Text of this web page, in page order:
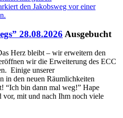
28.08.2026 Ausgebucht
Herz bleibt – wir erweitern den
wir die Erweiterung des ECC
Einige unserer
in den neuen Räumlichkeiten
“Ich bin dann mal weg!” Hape
vor, mit und nach Ihm noch viele